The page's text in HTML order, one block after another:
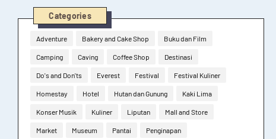
Categories
Adventure Bakery and Cake Shop Buku dan Film
Camping Caving Coffee Shop Destinasi
Do's and Don'ts Everest Festival Festival Kuliner
Homestay Hotel Hutan dan Gunung Kaki Lima
Konser Musik Kuliner Liputan Mall and Store
Market Museum Pantai Penginapan